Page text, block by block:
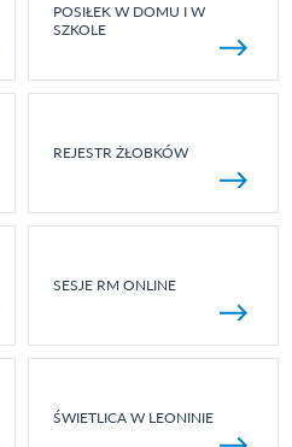
POSIŁEK W DOMU I W
SZKOLE
REJESTR ŻŁOBKÓW
SESJE RM ONLINE
ŚWIETLICA W LEONINIE